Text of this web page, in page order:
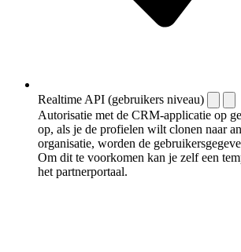
Realtime API (gebruikers niveau)
Autorisatie met de CRM-applicatie op
op, als je de profielen wilt clonen naar
organisatie, worden de
Om dit te voorkomen kan je zelf een
het partnerportaal.